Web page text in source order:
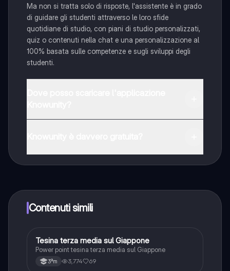
Ma non si tratta solo di risposte, l'assistente è in grado
di guidare gli studenti attraverso le loro sfide
quotidiane di studio, con piani di studio personalizzati,
quiz o contenuti nella chat e una personalizzazione al
100% basata sulle competenze e sugli sviluppi degli
studenti.
Knowunity Premium, che consente di studiare senza
alcun limite!!
Contenuti simili
Altro
Tesina terza media sul Giappone
Power point tesina terza media sul Giappone
3ªm 3,774 69